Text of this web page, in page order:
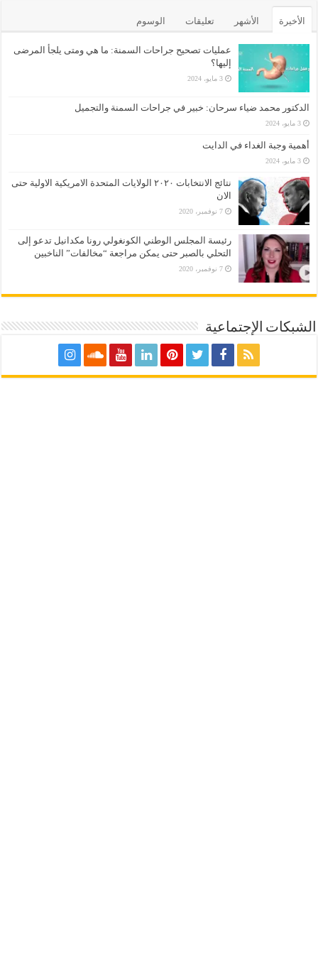
الأخيرة الأشهر تعليقات الوسوم
عمليات تصحيح جراحات السمنة: ما هي ومتى يلجأ المرضى
إليها؟
3 مايو، 2024
الدكتور محمد ضياء سرحان: خبير في جراحات السمنة والتجميل
3 مايو، 2024
أهمية وجبة الغداء في الدايت
3 مايو، 2024
نتائج الانتخابات ٢٠٢٠ الولايات المتحدة الامريكية الاولية حتى
الان
7 نوفمبر، 2020
رئيسة المجلس الوطني الكونغولي رونا مكدانيل تدعو إلى
التحلي بالصبر حتى يمكن مراجعة “مخالفات” الناخبين
7 نوفمبر، 2020
الشبكات الإجتماعية